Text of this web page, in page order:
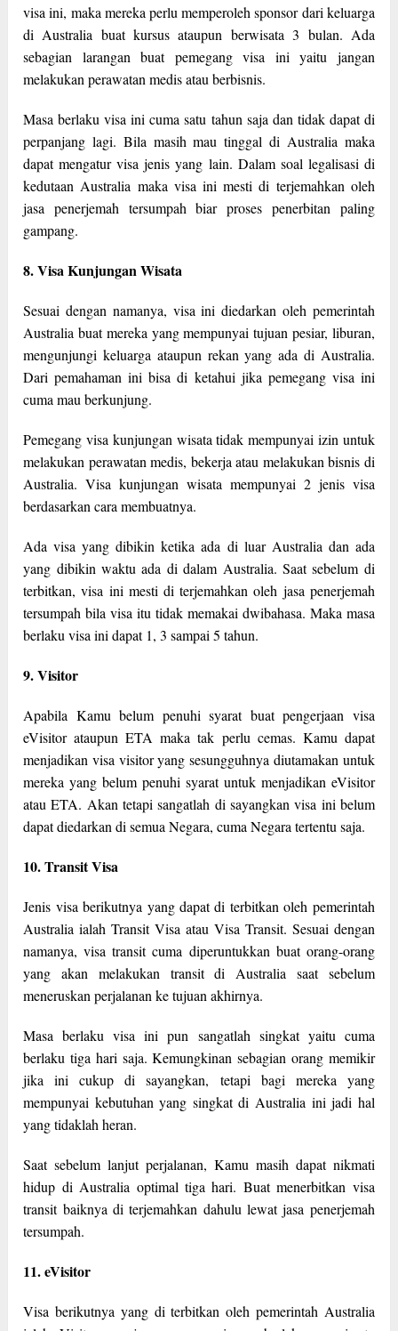
visa ini, maka mereka perlu memperoleh sponsor dari keluarga
di Australia buat kursus ataupun berwisata 3 bulan. Ada
sebagian larangan buat pemegang visa ini yaitu jangan
melakukan perawatan medis atau berbisnis.
Masa berlaku visa ini cuma satu tahun saja dan tidak dapat di
perpanjang lagi. Bila masih mau tinggal di Australia maka
dapat mengatur visa jenis yang lain. Dalam soal legalisasi di
kedutaan Australia maka visa ini mesti di terjemahkan oleh
jasa penerjemah tersumpah biar proses penerbitan paling
gampang.
8. Visa Kunjungan Wisata
Sesuai dengan namanya, visa ini diedarkan oleh pemerintah
Australia buat mereka yang mempunyai tujuan pesiar, liburan,
mengunjungi keluarga ataupun rekan yang ada di Australia.
Dari pemahaman ini bisa di ketahui jika pemegang visa ini
cuma mau berkunjung.
Pemegang visa kunjungan wisata tidak mempunyai izin untuk
melakukan perawatan medis, bekerja atau melakukan bisnis di
Australia. Visa kunjungan wisata mempunyai 2 jenis visa
berdasarkan cara membuatnya.
Ada visa yang dibikin ketika ada di luar Australia dan ada
yang dibikin waktu ada di dalam Australia. Saat sebelum di
terbitkan, visa ini mesti di terjemahkan oleh jasa penerjemah
tersumpah bila visa itu tidak memakai dwibahasa. Maka masa
berlaku visa ini dapat 1, 3 sampai 5 tahun.
9. Visitor
Apabila Kamu belum penuhi syarat buat pengerjaan visa
eVisitor ataupun ETA maka tak perlu cemas. Kamu dapat
menjadikan visa visitor yang sesungguhnya diutamakan untuk
mereka yang belum penuhi syarat untuk menjadikan eVisitor
atau ETA. Akan tetapi sangatlah di sayangkan visa ini belum
dapat diedarkan di semua Negara, cuma Negara tertentu saja.
10. Transit Visa
Jenis visa berikutnya yang dapat di terbitkan oleh pemerintah
Australia ialah Transit Visa atau Visa Transit. Sesuai dengan
namanya, visa transit cuma diperuntukkan buat orang-orang
yang akan melakukan transit di Australia saat sebelum
meneruskan perjalanan ke tujuan akhirnya.
Masa berlaku visa ini pun sangatlah singkat yaitu cuma
berlaku tiga hari saja. Kemungkinan sebagian orang memikir
jika ini cukup di sayangkan, tetapi bagi mereka yang
mempunyai kebutuhan yang singkat di Australia ini jadi hal
yang tidaklah heran.
Saat sebelum lanjut perjalanan, Kamu masih dapat nikmati
hidup di Australia optimal tiga hari. Buat menerbitkan visa
transit baiknya di terjemahkan dahulu lewat jasa penerjemah
tersumpah.
11. eVisitor
Visa berikutnya yang di terbitkan oleh pemerintah Australia